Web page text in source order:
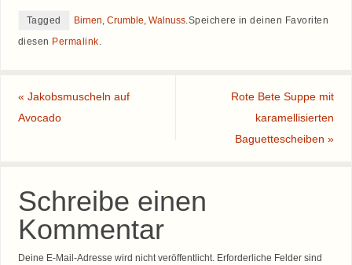
Tagged Birnen, Crumble, Walnuss.Speichere in deinen Favoriten
diesen Permalink.
« Jakobsmuscheln auf
Avocado
Rote Bete Suppe mit
karamellisierten
Baguettescheiben»
Schreibe einen
Kommentar
Deine E-Mail-Adresse wird nicht veröffentlicht. Erforderliche Felder sind